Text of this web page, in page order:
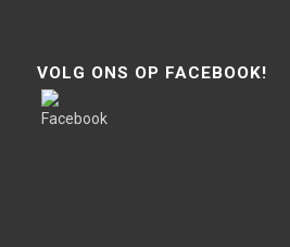
VOLG ONS OP FACEBOOK!